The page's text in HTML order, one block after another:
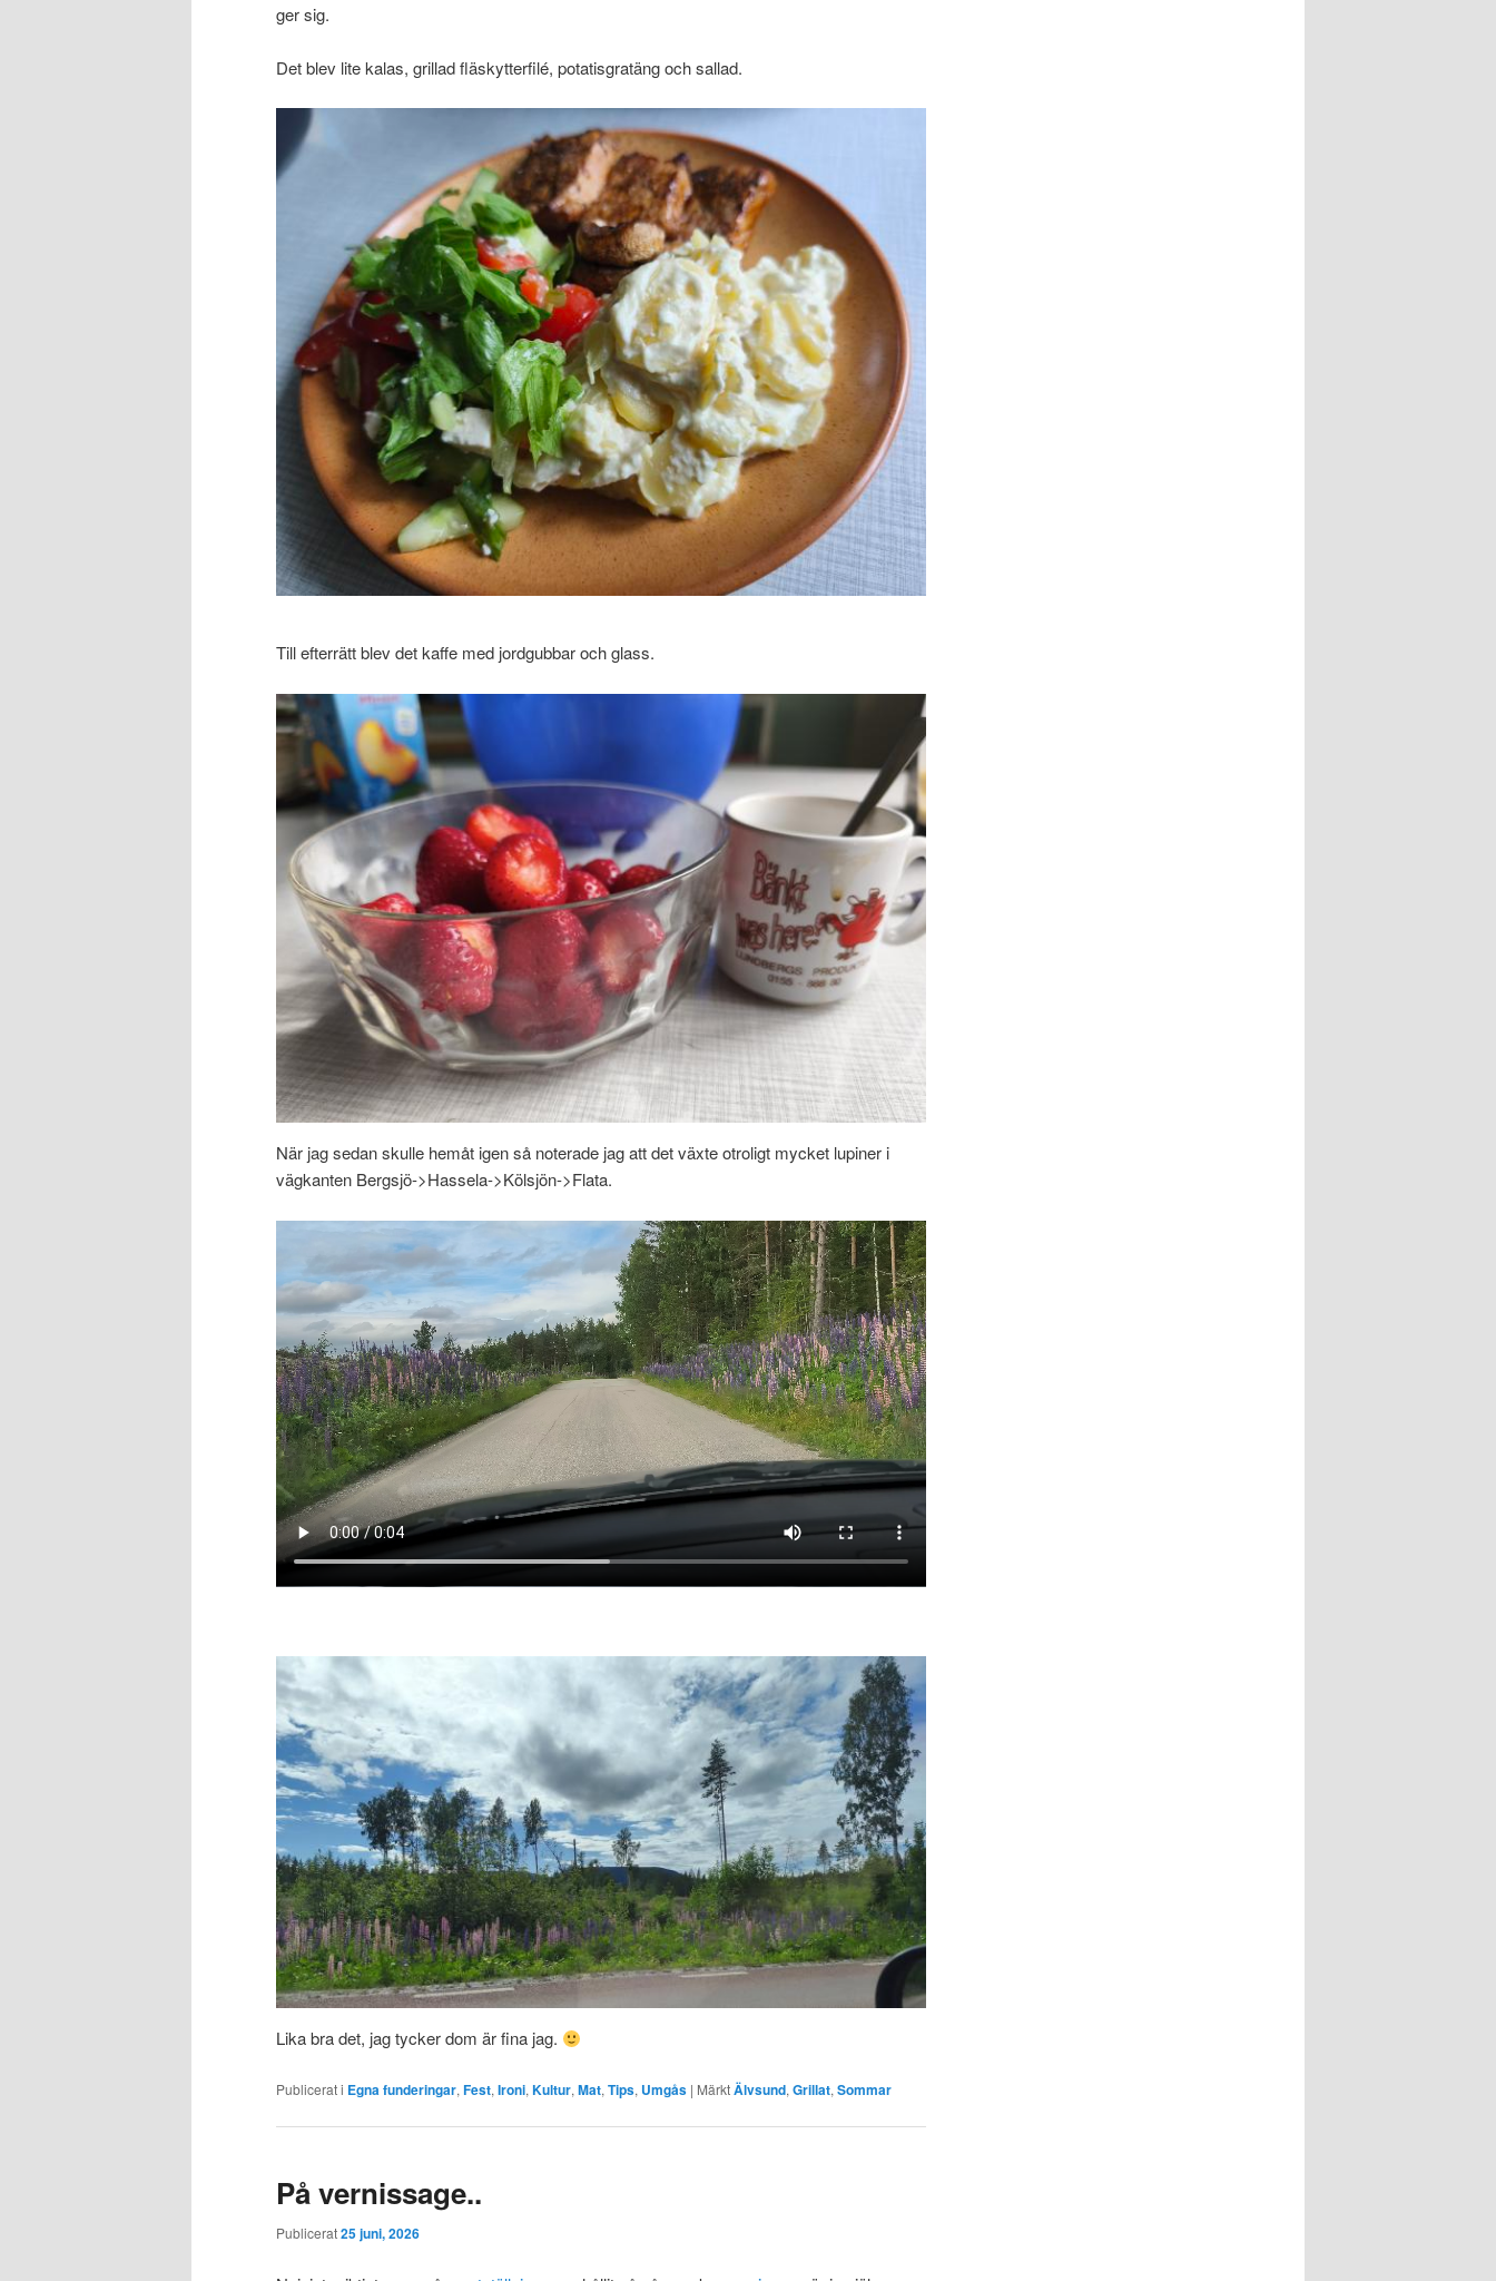
ger sig.
Det blev lite kalas, grillad fläskytterfilé, potatisgratäng och sallad.
Till efterrätt blev det kaffe med jordgubbar och glass.
När jag sedan skulle hemåt igen så noterade jag att det växte otroligt mycket lupiner i
vägkanten Bergsjö->Hassela->Kölsjön->Flata.
Lika bra det, jag tycker dom är fina jag.
Publicerat i Egna funderingar, Fest, Ironi, Kultur, Mat, Tips, Umgås | MärktÄlvsund, Grillat, Sommar
På vernissage..
Publicerat25 juni, 2026